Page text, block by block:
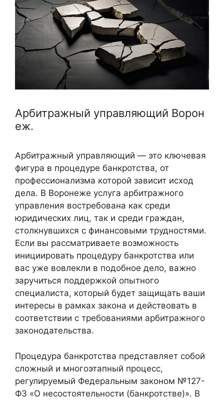
Арбитражный управляющий Ворон
еж.
Арбитражный управляющий — это ключевая
фигура в процедуре банкротства, от
профессионализма которой зависит исход
дела. В Воронеже услуга арбитражного
управления востребована как среди
юридических лиц, так и среди граждан,
столкнувшихся с финансовыми трудностями.
Если вы рассматриваете возможность
инициировать процедуру банкротства или
вас уже вовлекли в подобное дело, важно
заручиться поддержкой опытного
специалиста, который будет защищать ваши
интересы в рамках закона и действовать в
соответствии с требованиями арбитражного
законодательства.
Процедура банкротства представляет собой
сложный и многоэтапный процесс,
регулируемый Федеральным законом №127-
ФЗ «О несостоятельности (банкротстве)». В